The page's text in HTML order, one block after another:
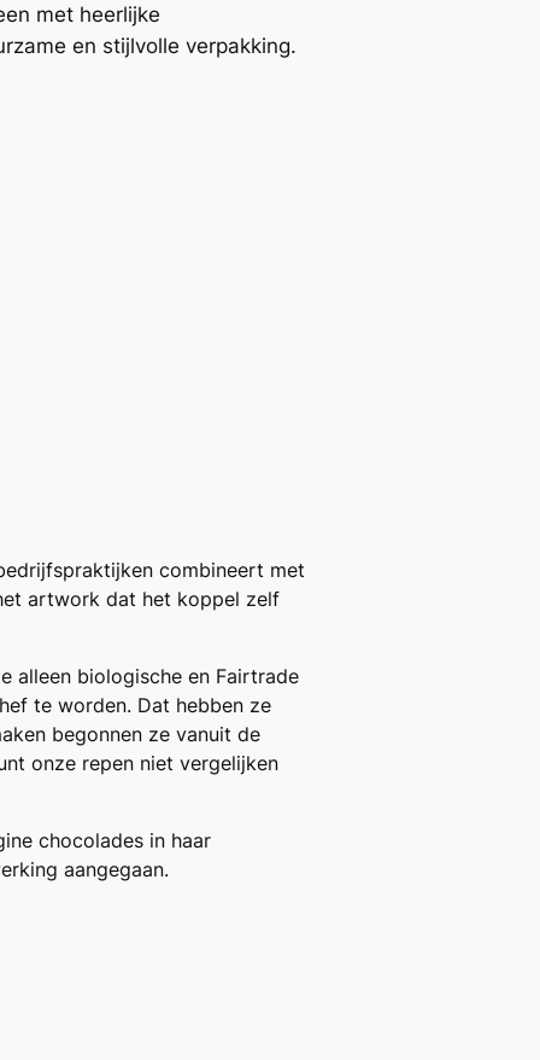
met heerlijke
en stijlvolle verpakking.
combineert met
artwork dat het koppel zelf
alleen biologische en Fairtrade
te worden. Dat hebben ze
begonnen ze vanuit de
onze repen niet vergelijken
chocolades in haar
aangegaan.